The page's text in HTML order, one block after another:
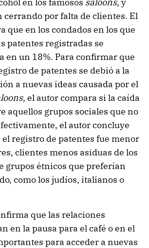
cerrando por falta de clientes. El
que en los condados en los que
patentes registradas se
en un 18%. Para confirmar que
de patentes se debió a la
a nuevas ideas causada por el
, el autor compara si la caída
aquellos grupos sociales que no
el autor concluye
el registro de patentes fue menor
clientes menos asiduas de los
grupos étnicos que preferían
como los judíos, italianos o
que las relaciones
en la pausa para el café o en el
para acceder a nuevas